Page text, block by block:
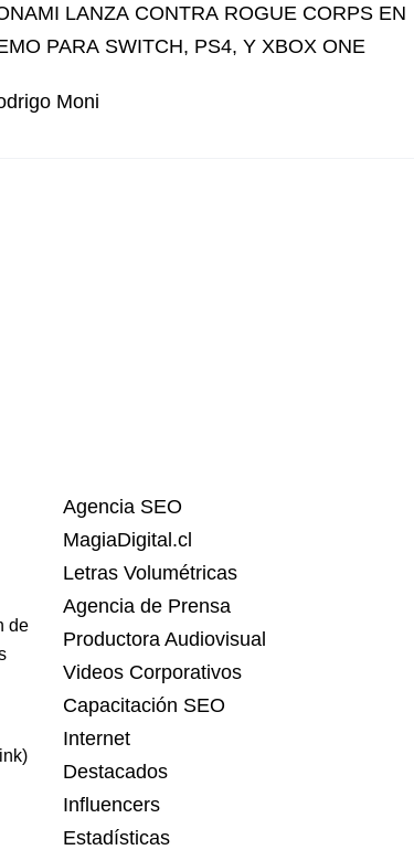
LANZA CONTRA ROGUE CORPS EN
PARA SWITCH, PS4, Y XBOX ONE
Moni
de
Agencia SEO
MagiaDigital.cl
Letras Volumétricas
Agencia de Prensa
Productora Audiovisual
Videos Corporativos
Capacitación SEO
Internet
Destacados
Influencers
Estadísticas